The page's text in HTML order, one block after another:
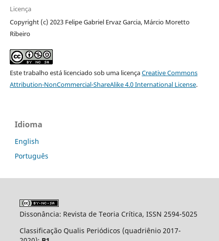
Licença
Copyright (c) 2023 Felipe Gabriel Ervaz Garcia, Márcio Moretto
Ribeiro
Este trabalho está licenciado sob uma licençaCreative Commons
Attribution-NonCommercial-ShareAlike 4.0 International License.
Idioma
English
Português
Dissonância: Revista de Teoria Crítica, ISSN 2594-5025
Classificação Qualis Periódicos (quadriênio 2017-